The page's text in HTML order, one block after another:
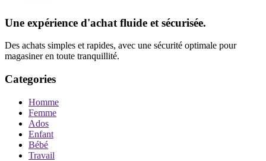
Une expérience d'achat fluide et sécurisée.
Des achats simples et rapides, avec une sécurité optimale pour
magasiner en toute tranquillité.
Categories
Homme
Femme
Ados
Enfant
Bébé
Travail